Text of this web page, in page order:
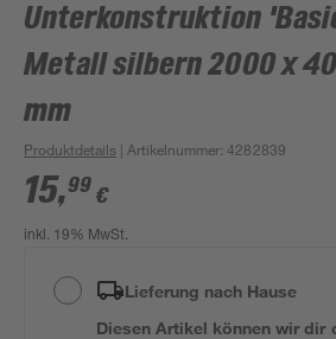
Unterkonstruktion
Metall silbern 2000 x
mm
Produktdetails | Artikelnummer:4282839
15,99 €
inkl. 19% MwSt.
Lieferung nach Hause
Diesen Artikel können wir dir